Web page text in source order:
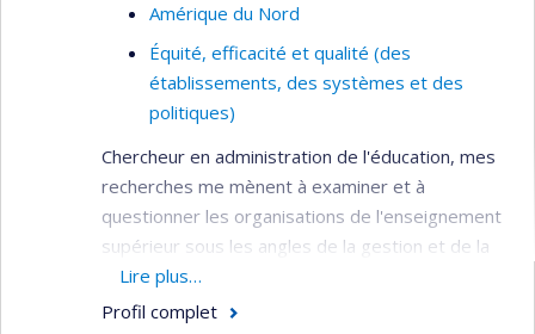
Amérique du Nord
Équité, efficacité et qualité (des
établissements, des systèmes et des
politiques)
Chercheur en administration de l'éducation, mes
recherches me mènent à examiner et à
questionner les organisations de l'enseignement
supérieur sous les angles de la gestion et de la
gouvernance.
L'administration des organisations et des
Lire plus…
Profil complet